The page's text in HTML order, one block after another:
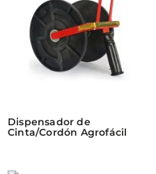
Dispensador de
Cinta/Cordón Agrofácil